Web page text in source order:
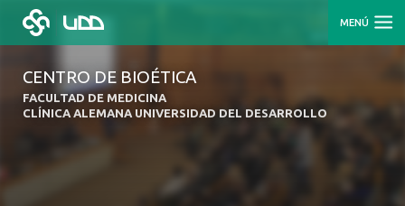
MENÚ
CENTRO DE BIOÉTICA
FACULTAD DE MEDICINA
CLÍNICA ALEMANA UNIVERSIDAD DEL DESARROLLO